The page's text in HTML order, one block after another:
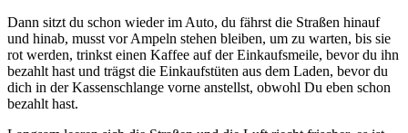
Dann sitzt du schon wieder im Auto, du fährst die Straßen hinauf
und hinab, musst vor Ampeln stehen bleiben, um zu warten, bis sie
rot werden, trinkst einen Kaffee auf der Einkaufsmeile, bevor du ihn
bezahlt hast und trägst die Einkaufstüten aus dem Laden, bevor du
dich in der Kassenschlange vorne anstellst, obwohl Du eben schon
bezahlt hast.